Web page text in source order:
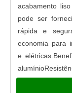
acabamento
pode ser
rápida e
economia para
e